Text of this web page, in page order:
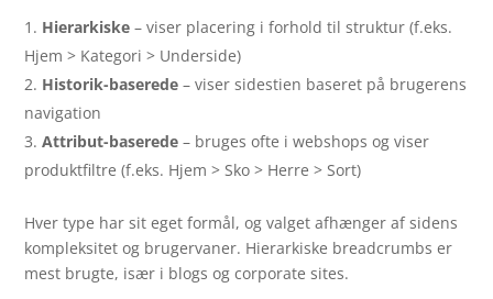
Hierarkiske – viser placering i forhold til struktur (f.eks.
Hjem > Kategori > Underside)
Historik-baserede – viser sidestien baseret på brugerens
navigation
Attribut-baserede – bruges ofte i webshops og viser
produktfiltre (f.eks. Hjem > Sko > Herre > Sort)
Hver type har sit eget formål, og valget afhænger af sidens
kompleksitet og brugervaner. Hierarkiske breadcrumbs er
mest brugte, især i blogs og corporate sites.